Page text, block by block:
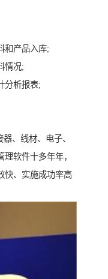
和产品入库;
情况;
分析报表;
、线材、电子、
软件十多年年，
快、实施成功率高